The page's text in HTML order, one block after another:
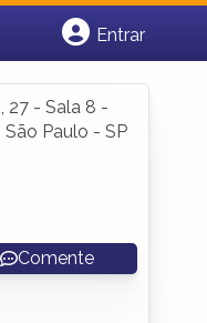
Entrar
27 - Sala 8 -
Paulo - SP
Comente